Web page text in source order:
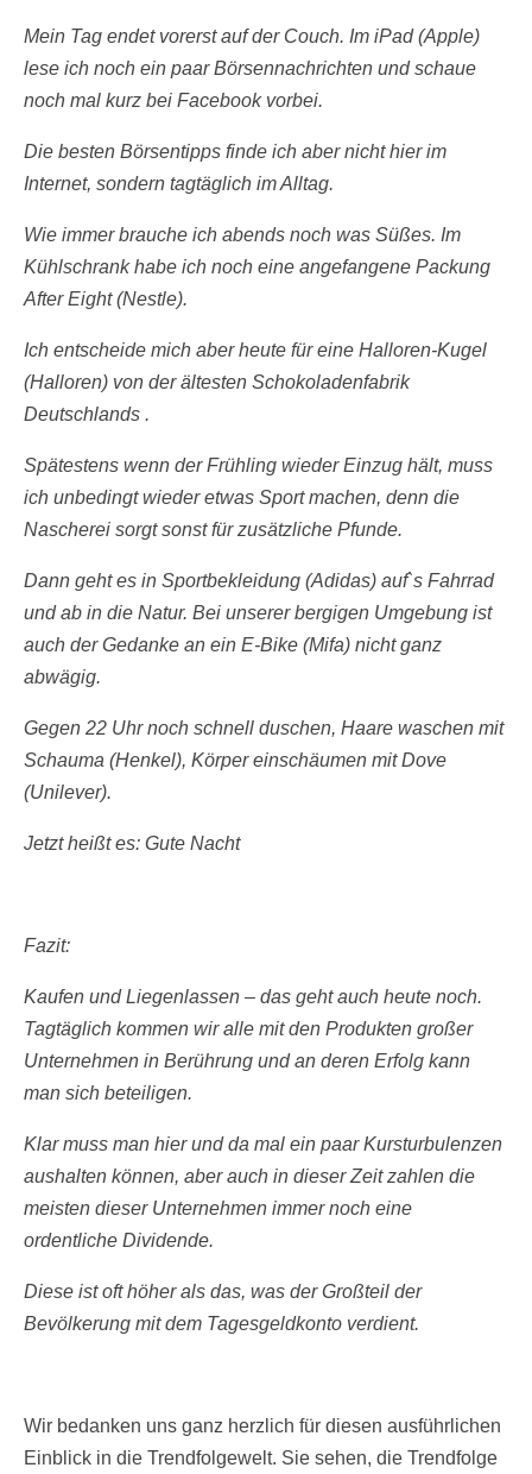
Mein Tag endet vorerst auf der Couch. Im iPad (Apple)
lese ich noch ein paar Börsennachrichten und schaue
noch mal kurz bei Facebook vorbei.
Die besten Börsentipps finde ich aber nicht hier im
Internet, sondern tagtäglich im Alltag.
Wie immer brauche ich abends noch was Süßes. Im
Kühlschrank habe ich noch eine angefangene Packung
After Eight (Nestle).
Ich entscheide mich aber heute für eine Halloren-Kugel
(Halloren) von der ältesten Schokoladenfabrik
Deutschlands .
Spätestens wenn der Frühling wieder Einzug hält, muss
ich unbedingt wieder etwas Sport machen, denn die
Nascherei sorgt sonst für zusätzliche Pfunde.
Dann geht es in Sportbekleidung (Adidas) auf`s Fahrrad
und ab in die Natur. Bei unserer bergigen Umgebung ist
auch der Gedanke an ein E-Bike (Mifa) nicht ganz
abwägig.
Gegen 22 Uhr noch schnell duschen, Haare waschen mit
Schauma (Henkel), Körper einschäumen mit Dove
(Unilever).
Jetzt heißt es: Gute Nacht
Fazit:
Kaufen und Liegenlassen – das geht auch heute noch.
Tagtäglich kommen wir alle mit den Produkten großer
Unternehmen in Berührung und an deren Erfolg kann
man sich beteiligen.
Klar muss man hier und da mal ein paar Kursturbulenzen
aushalten können, aber auch in dieser Zeit zahlen die
meisten dieser Unternehmen immer noch eine
ordentliche Dividende.
Diese ist oft höher als das, was der Großteil der
Bevölkerung mit dem Tagesgeldkonto verdient.
Wir bedanken uns ganz herzlich für diesen ausführlichen
Einblick in die Trendfolgewelt. Sie sehen, die Trendfolge